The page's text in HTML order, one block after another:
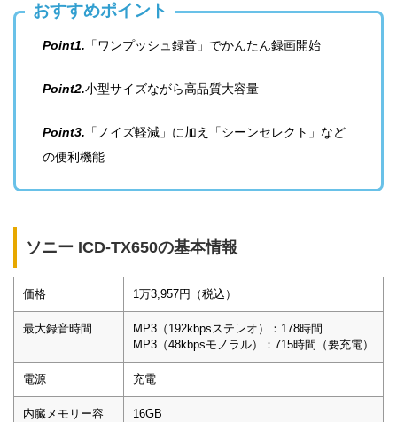
おすすめポイント
Point1. 「ワンプッシュ録音」でかんたん録画開始
Point2.小型サイズながら高品質大容量
Point3. 「ノイズ軽減」に加え「シーンセレクト」など
の便利機能
ソニー ICD-TX650の基本情報
価格 1万3,957円（税込）
最大録音時間
MP3（192kbpsステレオ）：178時間
MP3（48kbpsモノラル）：715時間（要充電）
電源 充電
内臓メモリー容
16GB